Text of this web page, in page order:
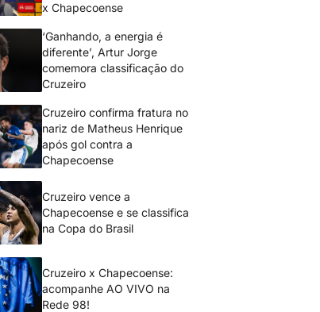
x Chapecoense
‘Ganhando, a energia é
diferente’, Artur Jorge
comemora classificação do
Cruzeiro
Cruzeiro confirma fratura no
nariz de Matheus Henrique
após gol contra a
Chapecoense
Cruzeiro vence a
Chapecoense e se classifica
na Copa do Brasil
Cruzeiro x Chapecoense:
acompanhe AO VIVO na
Rede 98!